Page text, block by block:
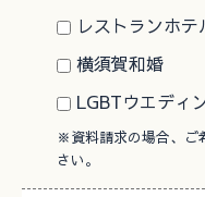
レストランホ
横須賀和婚
LGBTウエディ
※資料請求の場合、ご
さい。